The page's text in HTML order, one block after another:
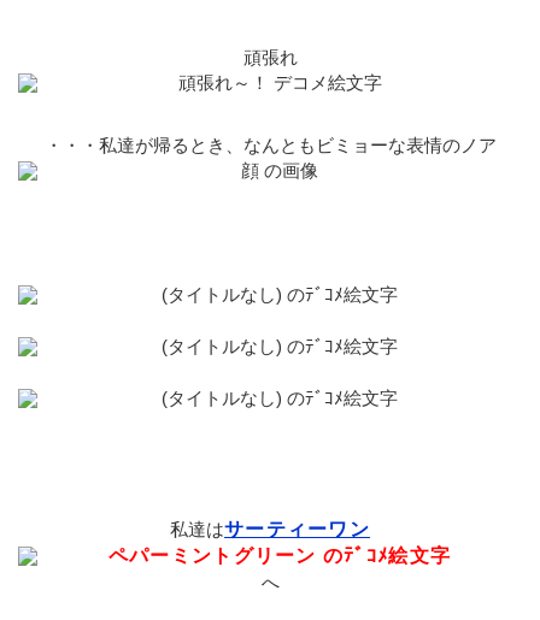
頑張れ
・・・私達が帰るとき、なんともビミョーな表情のノア
私達はサーティーワン
へ